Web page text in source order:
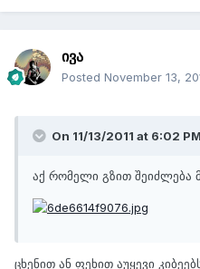
ივა
Posted November 13,
On 11/13/2011 at 6:02
აქ რომელი გზით შეიძლება
ცხენით ან ფეხით აუყევი